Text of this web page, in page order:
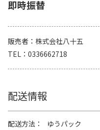
即時振替
販売者
株式会社八十五
TEL
0336662718
配送情報
配送方法
ゆうパック